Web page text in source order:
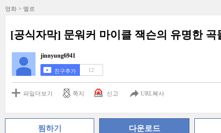
영화 > 멜로
[공식자막] 문워커 마이클 잭슨의 유명한 곡
jinnyung6941
친구추가 12
파일더보기 쪽지 신고 URL복사
찜하기 다운로드